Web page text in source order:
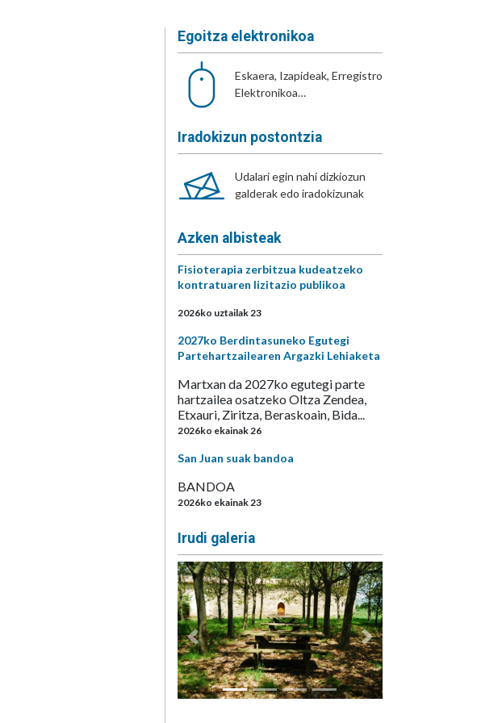
Egoitza elektronikoa
Eskaera, Izapideak, Erregistro
Elektronikoa…
Iradokizun postontzia
Udalari egin nahi dizkiozun
galderak edo iradokizunak
Azken albisteak
Fisioterapia zerbitzua kudeatzeko
kontratuaren lizitazio publikoa
2026ko uztailak 23
2027ko Berdintasuneko Egutegi
Partehartzailearen Argazki Lehiaketa
Martxan da 2027ko egutegi parte
hartzailea osatzeko Oltza Zendea,
Etxauri, Ziritza, Beraskoain, Bida...
2026ko ekainak 26
San Juan suak bandoa
BANDOA
2026ko ekainak 23
Irudi galeria
Aurrekoa Hurrengoa